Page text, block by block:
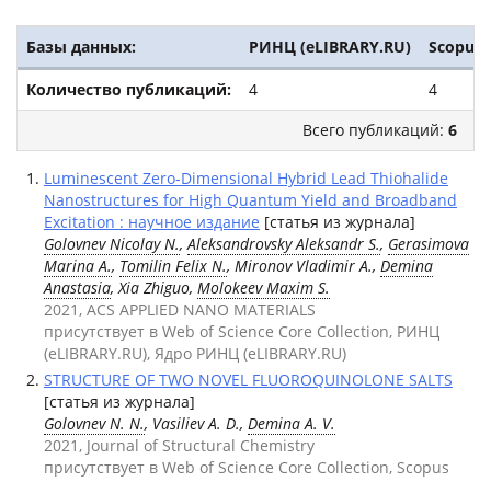
Базы данных: РИНЦ (eLIBRARY.RU) Scopus
Количество публикаций: 4
4
Всего публикаций: 6
Luminescent Zero-Dimensional Hybrid Lead Thiohalide
Nanostructures for High Quantum Yield and Broadband
Excitation : научное издание [статья из журнала]
Golovnev Nicolay N.,Aleksandrovsky Aleksandr S., Gerasimova
Marina A., Tomilin Felix N., Mironov Vladimir A., Demina
Anastasia, Xia Zhiguo, Molokeev Maxim S.
2021, ACS APPLIED NANO MATERIALS
присутствует в Web of Science Core Collection, РИНЦ
(eLIBRARY.RU), Ядро РИНЦ (eLIBRARY.RU)
STRUCTURE OF TWO NOVEL FLUOROQUINOLONE SALTS
[статья из журнала]
Golovnev N. N., Vasiliev A. D., Demina A. V.
2021, Journal of Structural Chemistry
присутствует в Web of Science Core Collection, Scopus